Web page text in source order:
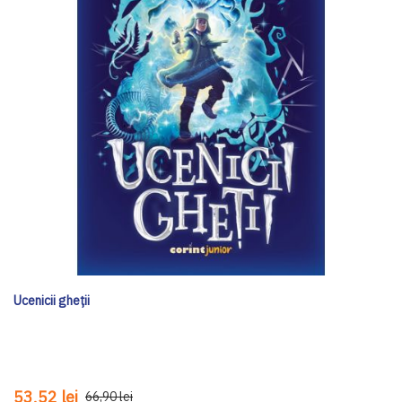
Ucenicii gheții
53,52 lei 66,90 lei